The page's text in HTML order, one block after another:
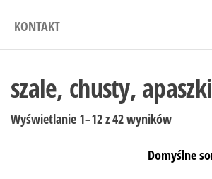
KONTAKT
szale, chusty, apaszki
Wyświetlanie 1–12 z 42 wyników